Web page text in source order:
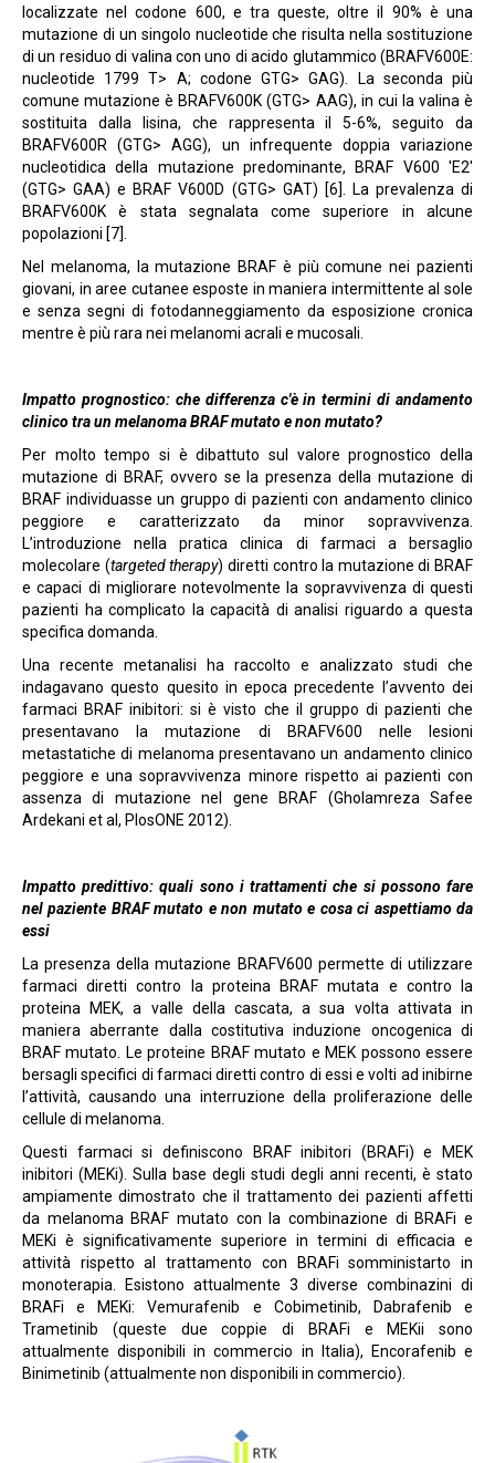
localizzate nel codone 600, e tra queste, oltre il 90% è una
mutazione di un singolo nucleotide che risulta nella sostituzione
di un residuo di valina con uno di acido glutammico (BRAFV600E:
nucleotide 1799 T> A; codone GTG> GAG). La seconda più
comune mutazione è BRAFV600K (GTG> AAG), in cui la valina è
sostituita dalla lisina, che rappresenta il 5-6%, seguito da
BRAFV600R (GTG> AGG), un infrequente doppia variazione
nucleotidica della mutazione predominante, BRAF V600 'E2'
(GTG> GAA) e BRAF V600D (GTG> GAT) [6]. La prevalenza di
BRAFV600K è stata segnalata come superiore in alcune
popolazioni [7].
Nel melanoma, la mutazione BRAF è più comune nei pazienti
giovani, in aree cutanee esposte in maniera intermittente al sole
e senza segni di fotodanneggiamento da esposizione cronica
mentre è più rara nei melanomi acrali e mucosali.
Impatto prognostico: che differenza c'è in termini di andamento
clinico tra un melanoma BRAF mutato e non mutato?
Per molto tempo si è dibattuto sul valore prognostico della
mutazione di BRAF, ovvero se la presenza della mutazione di
BRAF individuasse un gruppo di pazienti con andamento clinico
peggiore e caratterizzato da minor sopravvivenza.
L’introduzione nella pratica clinica di farmaci a bersaglio
molecolare (targeted therapy) diretti contro la mutazione di BRAF
e capaci di migliorare notevolmente la sopravvivenza di questi
pazienti ha complicato la capacità di analisi riguardo a questa
specifica domanda.
Una recente metanalisi ha raccolto e analizzato studi che
indagavano questo quesito in epoca precedente l’avvento dei
farmaci BRAF inibitori: si è visto che il gruppo di pazienti che
presentavano la mutazione di BRAFV600 nelle lesioni
metastatiche di melanoma presentavano un andamento clinico
peggiore e una sopravvivenza minore rispetto ai pazienti con
assenza di mutazione nel gene BRAF (Gholamreza Safee
Ardekani et al, PlosONE 2012).
Impatto predittivo: quali sono i trattamenti che si possono fare
nel paziente BRAF mutato e non mutato e cosa ci aspettiamo da
essi
La presenza della mutazione BRAFV600 permette di utilizzare
farmaci diretti contro la proteina BRAF mutata e contro la
proteina MEK, a valle della cascata, a sua volta attivata in
maniera aberrante dalla costitutiva induzione oncogenica di
BRAF mutato. Le proteine BRAF mutato e MEK possono essere
bersagli specifici di farmaci diretti contro di essi e volti ad inibirne
l’attività, causando una interruzione della proliferazione delle
cellule di melanoma.
Questi farmaci si definiscono BRAF inibitori (BRAFi) e MEK
inibitori (MEKi). Sulla base degli studi degli anni recenti, è stato
ampiamente dimostrato che il trattamento dei pazienti affetti
da melanoma BRAF mutato con la combinazione di BRAFi e
MEKi è significativamente superiore in termini di efficacia e
attività rispetto al trattamento con BRAFi somministarto in
monoterapia. Esistono attualmente 3 diverse combinazini di
BRAFi e MEKi: Vemurafenib e Cobimetinib, Dabrafenib e
Trametinib (queste due coppie di BRAFi e MEKii sono
attualmente disponibili in commercio in Italia), Encorafenib e
Binimetinib (attualmente non disponibili in commercio).